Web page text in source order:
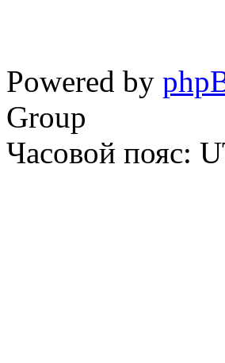
Powered by
Group
Часовой пояс: